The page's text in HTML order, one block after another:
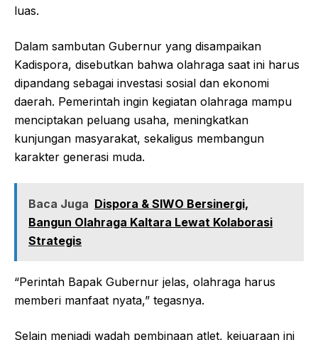
luas.
Dalam sambutan Gubernur yang disampaikan
Kadispora, disebutkan bahwa olahraga saat ini harus
dipandang sebagai investasi sosial dan ekonomi
daerah. Pemerintah ingin kegiatan olahraga mampu
menciptakan peluang usaha, meningkatkan
kunjungan masyarakat, sekaligus membangun
karakter generasi muda.
Baca Juga Dispora & SIWO Bersinergi,
Bangun Olahraga Kaltara Lewat Kolaborasi
Strategis
“Perintah Bapak Gubernur jelas, olahraga harus
memberi manfaat nyata,” tegasnya.
Selain menjadi wadah pembinaan atlet, kejuaraan ini